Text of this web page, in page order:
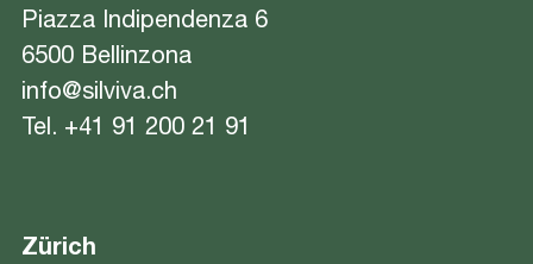
Piazza Indipendenza 6
6500 Bellinzona
info@silviva.ch
Tel. +41 91 200 21 91
Zürich